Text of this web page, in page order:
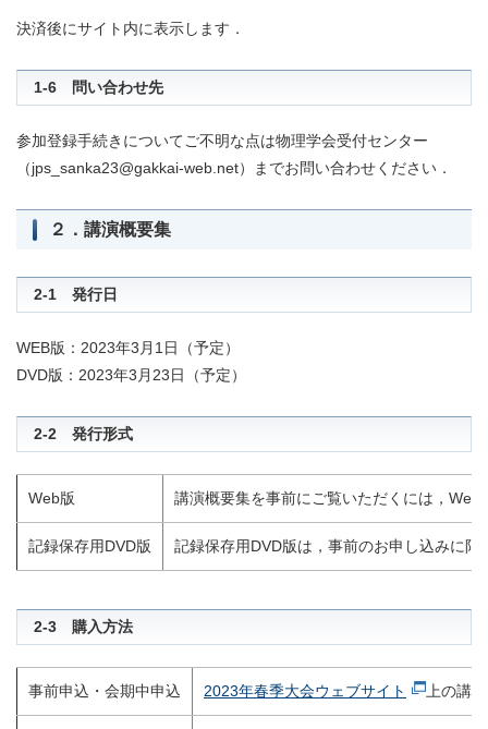
決済後にサイト内に表示します．
1-6 問い合わせ先
参加登録手続きについてご不明な点は物理学会受付センター
（jps_sanka23@gakkai-web.net）までお問い合わせください．
２．講演概要集
2-1 発行日
WEB版：2023年3月1日（予定）
DVD版：2023年3月23日（予定）
2-2 発行形式
Web版 講演概要集を事前にご覧いただくには，
記録保存用DVD版 記録保存用DVD版は，事前のお申し込みに
2-3 購入方法
事前申込・会期中申込 2023年春季大会ウェブサイト 上の講